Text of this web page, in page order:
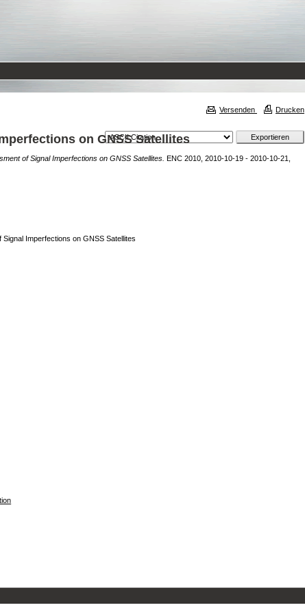
Versenden Drucken
on GNSS Satellites
of Signal Imperfections on GNSS Satellites. ENC 2010, 2010-10-19 - 2010-10-21,
Imperfections on GNSS Satellites